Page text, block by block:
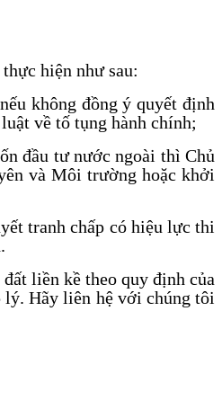
hiện như sau:
không đồng ý quyết định
về tố tụng hành chính;
đầu tư nước ngoài thì Chủ
và Môi trường hoặc khởi
tranh chấp có hiệu lực thi
liền kề theo quy định của
lý. Hãy liên hệ với chúng tôi